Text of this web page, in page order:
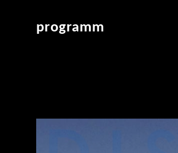
programm